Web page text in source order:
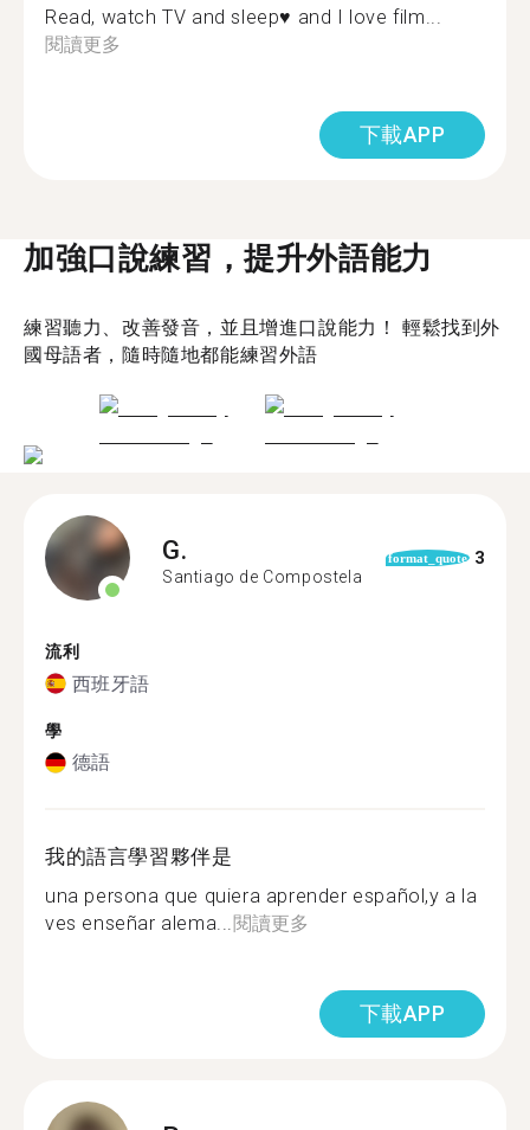
Read, watch TV and sleep♥️ and I love film...
閱讀更多
下載APP
加強口說練習，提升外語能力
練習聽力、改善發音，並且增進口說能力！ 輕鬆找到外
國母語者，隨時隨地都能練習外語
G.
Santiago de Compostela
format_quote 3
流利
西班牙語
學
德語
我的語言學習夥伴是
una persona que quiera aprender español,y a la
ves enseñar alema...閱讀更多
下載APP